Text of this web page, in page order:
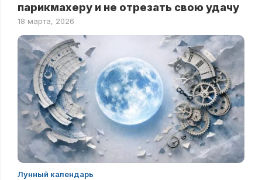
парикмахеру и не отрезать свою удачу
18 марта, 2026
Лунный календарь